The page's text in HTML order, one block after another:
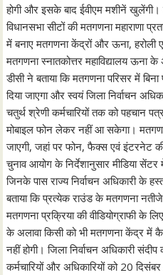
होगी और इसके बाद ईवीएम मशीनें खुलेंगी।
विधानसभा सीटों की मतगणना महाराणा
में बनाए मतगणना केंद्रों और ऊना, हरोली
मतगणना स्नातकोत्तर महाविद्यालय ऊना
डीसी ने बताया कि मतगणना परिसर में
दिया जाएगा और स्वयं जिला निर्वाचन
चतुर्थ श्रेणी कर्मचारियों तक को पहचान
मोबाइल फोन लेकर नहीं आ सकेगा।
जाएगी, जहां पर फोन, फैक्स एवं इंटरनेट
चुनाव आयोग के निर्देशानुसार मीडिया सेंटर
जिनके पास राज्य निर्वाचन अधिकारी के
बताया कि प्रत्येक राउंड के मतगणना
मतगणना प्रक्रिया की वीडियोग्राफी के
के अलावा किसी को भी मतगणना केंद्र में
नहीं होगी। जिला निर्वाचन अधिकारी
कर्मचारियों और अधिकारियों को 20